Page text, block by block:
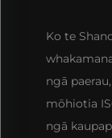
Ko te
ngā
mōhiotia
ngā